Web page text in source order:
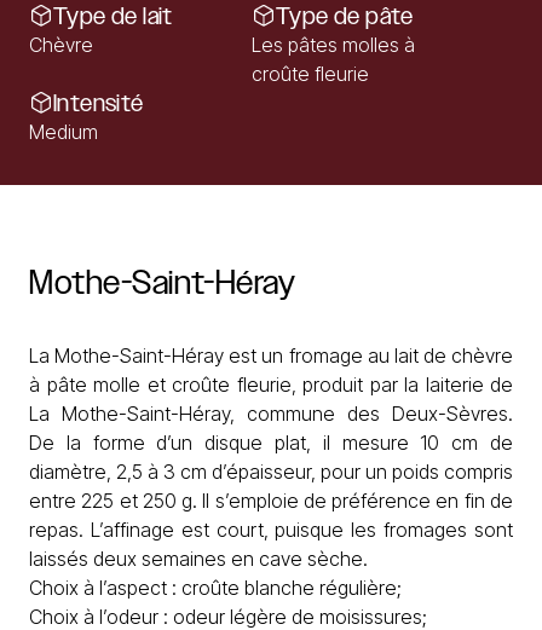
Type de lait
Chèvre
Type de pâte
Les pâtes molles à
croûte fleurie
Intensité
Medium
Mothe-Saint-Héray
La Mothe-Saint-Héray est un fromage au lait de chèvre
à pâte molle et croûte fleurie, produit par la laiterie de
La Mothe-Saint-Héray, commune des Deux-Sèvres.
De la forme d’un disque plat, il mesure 10 cm de
diamètre, 2,5 à 3 cm d’épaisseur, pour un poids compris
entre 225 et 250 g. Il s’emploie de préférence en fin de
repas. L’affinage est court, puisque les fromages sont
laissés deux semaines en cave sèche.
Choix à l’aspect : croûte blanche régulière;
Choix à l’odeur : odeur légère de moisissures;